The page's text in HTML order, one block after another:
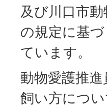
及び川口市
の規定に基
ています。
動物愛護推
飼い方につ